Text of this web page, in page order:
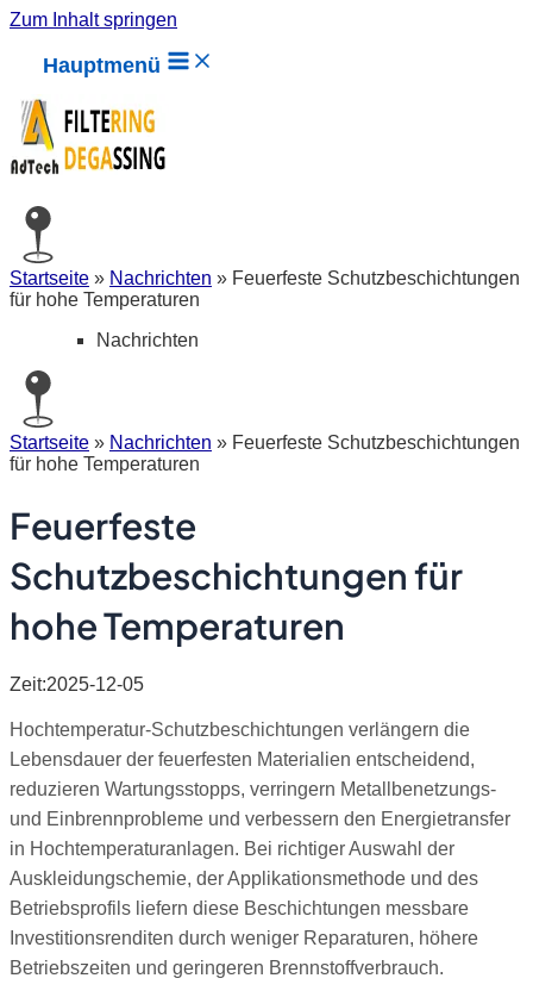
Zum Inhalt springen
Hauptmenü
Startseite » Nachrichten » Feuerfeste Schutzbeschichtungen
für hohe Temperaturen
Nachrichten
Startseite » Nachrichten » Feuerfeste Schutzbeschichtungen
für hohe Temperaturen
Feuerfeste
Schutzbeschichtungen für
hohe Temperaturen
Zeit:2025-12-05
Hochtemperatur-Schutzbeschichtungen verlängern die
Lebensdauer der feuerfesten Materialien entscheidend,
reduzieren Wartungsstopps, verringern Metallbenetzungs-
und Einbrennprobleme und verbessern den Energietransfer
in Hochtemperaturanlagen. Bei richtiger Auswahl der
Auskleidungschemie, der Applikationsmethode und des
Betriebsprofils liefern diese Beschichtungen messbare
Investitionsrenditen durch weniger Reparaturen, höhere
Betriebszeiten und geringeren Brennstoffverbrauch.